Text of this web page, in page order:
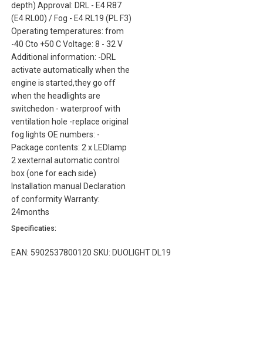
depth) Approval: DRL - E4 R87
(E4 RL00) / Fog - E4 RL19 (PL F3)
Operating temperatures: from
-40 Cto +50 C Voltage: 8 - 32 V
Additional information: -DRL
activate automatically when the
engine is started,they go off
when the headlights are
switchedon - waterproof with
ventilation hole -replace original
fog lights OE numbers: -
Package contents: 2 x LEDlamp
2 xexternal automatic control
box (one for each side)
Installation manual Declaration
of conformity Warranty:
24months
Specificaties:
EAN: 5902537800120 SKU: DUOLIGHT DL19